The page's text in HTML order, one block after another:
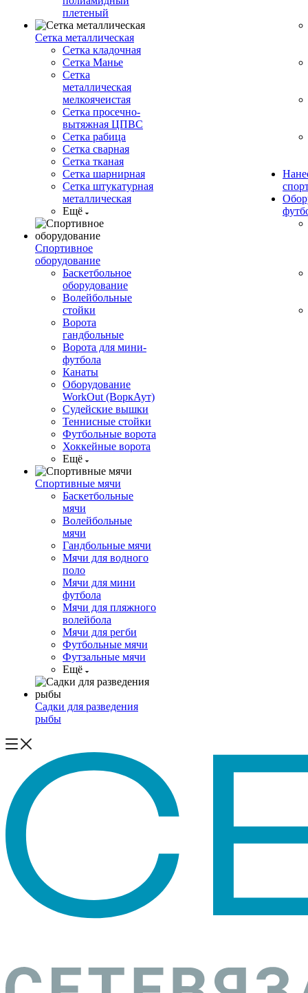
плетеный
Сетка металлическая
Сетка кладочная
Сетка Манье
Сетка
металлическая
мелкоячеистая
Сетка просечно-
вытяжная ЦПВС
Сетка рабица
Сетка сварная
Сетка тканая
Сетка шарнирная
Сетка штукатурная
металлическая
Ещё
Спортивное
оборудование
Баскетбольное
оборудование
Волейбольные
стойки
Ворота
гандбольные
Ворота для мини-
футбола
Канаты
Оборудование
WorkOut (ВоркАут)
Судейские вышки
Теннисные стойки
Футбольные ворота
Хоккейные ворота
Ещё
Спортивные мячи
Баскетбольные
мячи
Волейбольные
мячи
Гандбольные мячи
Мячи для водного
поло
Мячи для мини
футбола
Мячи для пляжного
волейбола
Мячи для регби
Футбольные мячи
Футзальные мячи
Ещё
Садки для разведения
рыбы